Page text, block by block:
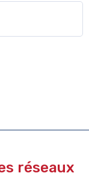
réseaux